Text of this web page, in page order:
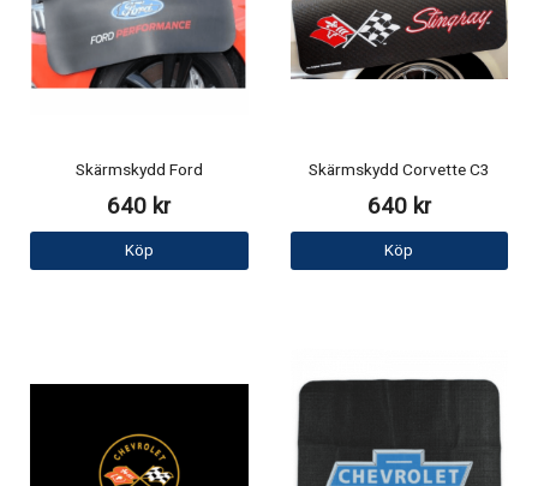
Skärmskydd Ford
640 kr
Köp
Skärmskydd Corvette C3
640 kr
Köp